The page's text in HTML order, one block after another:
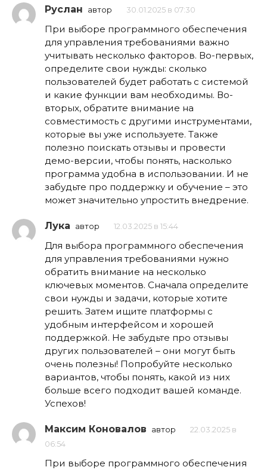
Руслан автор 30.01.2025 в 07:30
При выборе программного обеспечения
для управления требованиями важно
учитывать несколько факторов. Во-первых,
определите свои нужды: сколько
пользователей будет работать с системой
и какие функции вам необходимы. Во-
вторых, обратите внимание на
совместимость с другими инструментами,
которые вы уже используете. Также
полезно поискать отзывы и провести
демо-версии, чтобы понять, насколько
программа удобна в использовании. И не
забудьте про поддержку и обучение – это
может значительно упростить внедрение.
Лука автор 12.03.2025 в 15:44
Для выбора программного обеспечения
для управления требованиями нужно
обратить внимание на несколько
ключевых моментов. Сначала определите
свои нужды и задачи, которые хотите
решить. Затем ищите платформы с
удобным интерфейсом и хорошей
поддержкой. Не забудьте про отзывы
других пользователей – они могут быть
очень полезны! Попробуйте несколько
вариантов, чтобы понять, какой из них
больше всего подходит вашей команде.
Успехов!
Максим Коновалов автор
22.03.2025 в
06:54
При выборе программного обеспечения